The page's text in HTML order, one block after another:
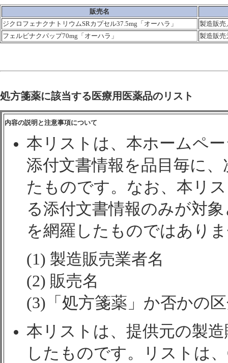
販売名
ジクロフェナクナトリウムSRカプセル37.5mg「オーハラ」
製造販売
フェルビナクパップ70mg「オーハラ」
製造販売
処方箋薬に該当する医療用医薬品のリスト
内容の説明と注意事項について
本リストは、本ホームペ
添付文書情報を品目毎に
たものです。なお、本リ
る添付文書情報のみが対
を網羅したものではあり
(1) 製造販売業者名
(2) 販売名
(3)「処方箋薬」か否かの
本リストは、提供元の製
したものです。リストは